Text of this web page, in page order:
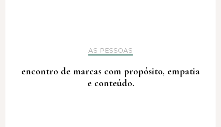
AS PESSOAS
encontro de marcas com propósito, empatia
e conteúdo.